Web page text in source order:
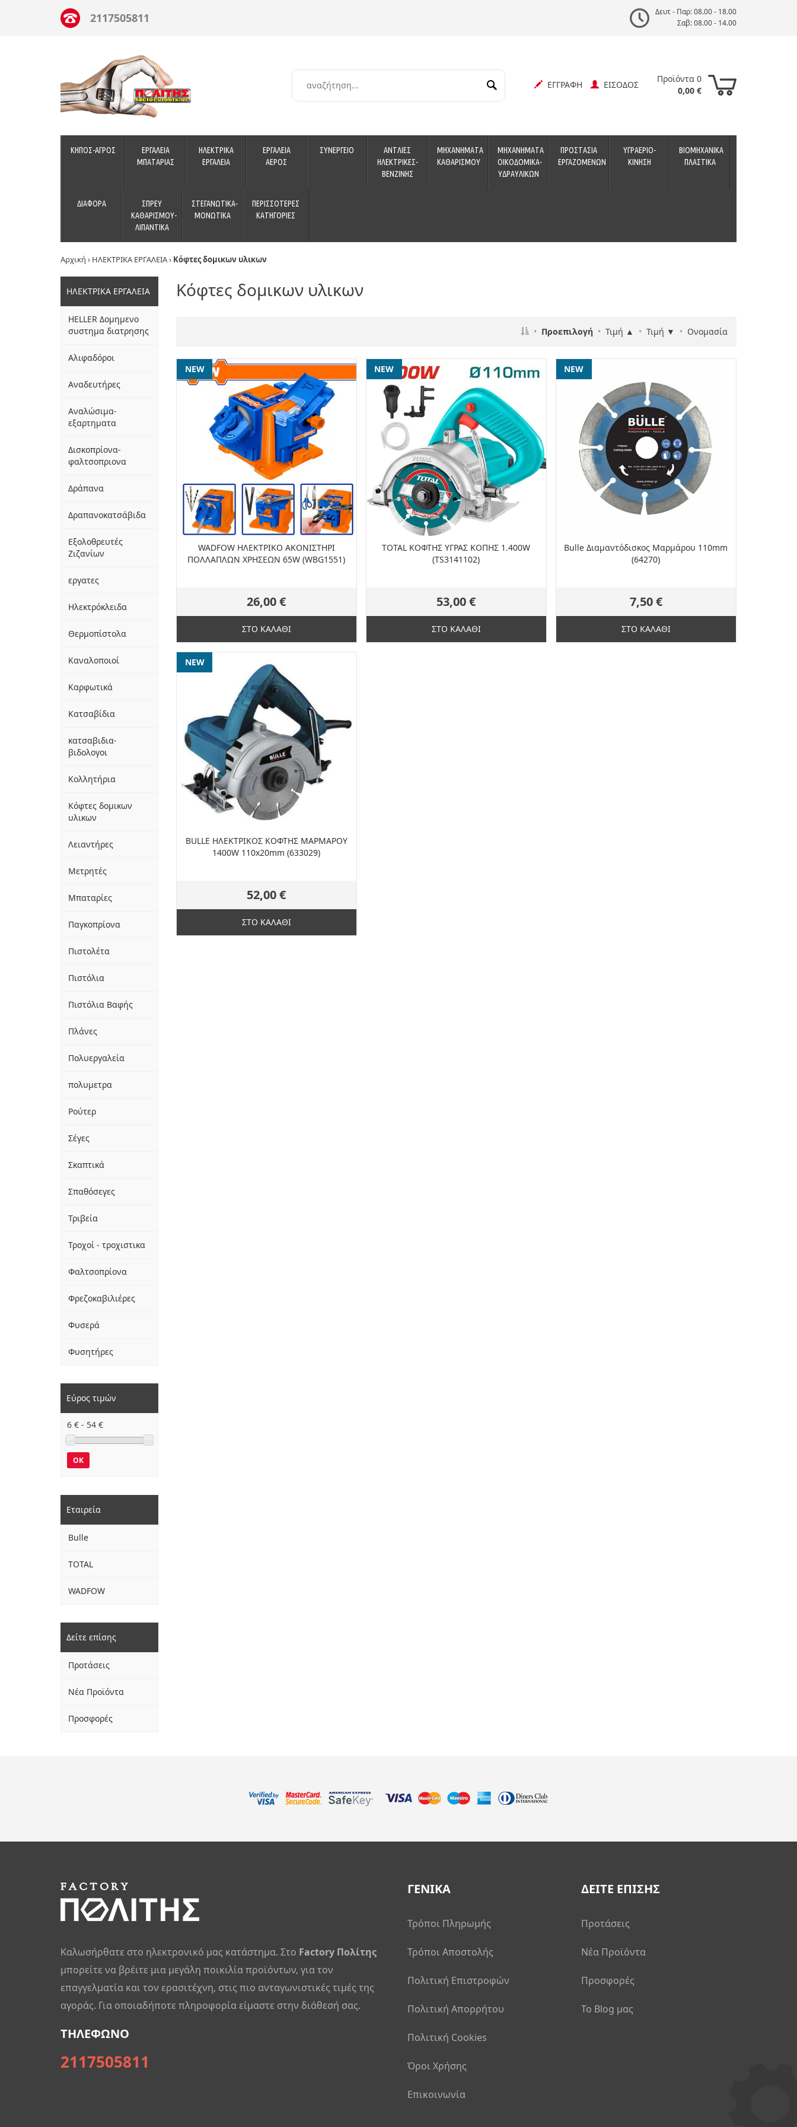
2117505811
Δευτ - Παρ: 08.00 - 18.00
Σαβ: 08.00 - 14.00
Προϊόντα 0
0,00 €
ΕΓΓΡΑΦΗ ΕΙΣΟΔΟΣ
ΚΗΠΟΣ-ΑΓΡΟΣ
ΕΡΓΑΛΕΙΑ
ΜΠΑΤΑΡΙΑΣ
ΗΛΕΚΤΡΙΚΑ
ΕΡΓΑΛΕΙΑ
ΕΡΓΑΛΕΙΑ
ΑΕΡΟΣ
ΣΥΝΕΡΓΕΙΟ
ΑΝΤΛΙΕΣ
ΗΛΕΚΤΡΙΚΕΣ-
ΒΕΝΖΙΝΗΣ
ΜΗΧΑΝΗΜΑΤΑ
ΚΑΘΑΡΙΣΜΟΥ
ΜΗΧΑΝΗΜΑΤΑ
ΟΙΚΟΔΟΜΙΚΑ-
ΥΔΡΑΥΛΙΚΩΝ
ΠΡΟΣΤΑΣΙΑ
ΕΡΓΑΖΟΜΕΝΩΝ
ΥΓΡΑΕΡΙΟ-
ΚΙΝΗΣΗ
ΒΙΟΜΗΧΑΝΙΚΑ
ΠΛΑΣΤΙΚΑ
ΔΙΑΦΟΡΑ
ΣΠΡΕΥ
ΚΑΘΑΡΙΣΜΟΥ-
ΛΙΠΑΝΤΙΚΑ
ΣΤΕΓΑΝΩΤΙΚΑ-
ΜΟΝΩΤΙΚΑ
ΠΕΡΙΣΣΟΤΕΡΕΣ
ΚΑΤΗΓΟΡΙΕΣ
Αρχική › ΗΛΕΚΤΡΙΚΑ ΕΡΓΑΛΕΙΑ› Κόφτες δομικων υλικων
Κόφτες δομικων υλικων
• Προεπιλογή • Τιμή ▲ • Τιμή ▼ • Ονομασία
NEW
WADFOW ΗΛΕΚΤΡΙΚΟ ΑΚΟΝΙΣΤΗΡΙ
ΠΟΛΛΑΠΛΩΝ ΧΡΗΣΕΩΝ 65W (WBG1551)
26,00 €
ΣΤΟ ΚΑΛΑΘΙ
NEW
TOTAL ΚΟΦΤΗΣ ΥΓΡΑΣ ΚΟΠΗΣ 1.400W
(TS3141102)
53,00 €
ΣΤΟ ΚΑΛΑΘΙ
NEW
Bulle Διαμαντόδισκος Μαρμάρου 110mm
(64270)
7,50 €
ΣΤΟ ΚΑΛΑΘΙ
NEW
BULLE ΗΛEKTΡΙΚΟΣ ΚΟΦΤΗΣ ΜΑΡΜΑΡΟΥ
1400W 110x20mm (633029)
52,00 €
ΣΤΟ ΚΑΛΑΘΙ
ΗΛΕΚΤΡΙΚΑ ΕΡΓΑΛΕΙΑ
HELLER Δομημενο
συστημα διατρησης
Αλιφαδόροι
Αναδευτήρες
Αναλώσιμα-
εξαρτηματα
Δισκοπρίονα-
φαλτσοπριονα
Δράπανα
Δραπανοκατσάβιδα
Εξολοθρευτές
Ζιζανίων
εργατες
Ηλεκτρόκλειδα
Θερμοπίστολα
Καναλοποιοί
Καρφωτικά
Κατσαβίδια
κατσαβιδια-
βιδολογοι
Κολλητήρια
Κόφτες δομικων
υλικων
Λειαντήρες
Μετρητές
Μπαταρίες
Παγκοπρίονα
Πιστολέτα
Πιστόλια
Πιστόλια Βαφής
Πλάνες
Πολυεργαλεία
πολυμετρα
Ρούτερ
Σέγες
Σκαπτικά
Σπαθόσεγες
Τριβεία
Τροχοί - τροχιστικα
Φαλτσοπρίονα
Φρεζοκαβιλιέρες
Φυσερά
Φυσητήρες
Εύρος τιμών
6 € - 54 €
OK
Εταιρεία
Bulle
TOTAL
WADFOW
Δείτε επίσης
Προτάσεις
Νέα Προϊόντα
Προσφορές
Καλωσήρθατε στο ηλεκτρονικό μας κατάστημα. Στο Factory Πολίτης
μπορείτε να βρέιτε μια μεγάλη ποικιλία προϊόντων, για τον
επαγγελματία και τον ερασιτέχνη, στις πιο ανταγωνιστικές τιμές της
αγοράς. Για οποιαδήποτε πληροφορία είμαστε στην διάθεσή σας.
ΤΗΛΕΦΩΝΟ
2117505811
ΓΕΝΙΚΑ
Τρόποι Πληρωμής
Τρόποι Αποστολής
Πολιτική Επιστροφών
Πολιτική Απορρήτου
Πολιτική Cookies
Όροι Χρήσης
Επικοινωνία
ΔΕΙΤΕ ΕΠΙΣΗΣ
Προτάσεις
Νέα Προϊόντα
Προσφορές
Το Blog μας